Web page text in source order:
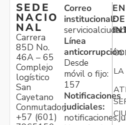
SEDE
NACIO
NAL
Carrera
85D No.
46A – 65
Complejo
logístico
San
Cayetano
Conmutador:
+57 (601)
Correo
institucional:
Línea
anticorrupción:
Desde
móvil o fijo:
157
Notificaciones
judiciales:
DE
LA